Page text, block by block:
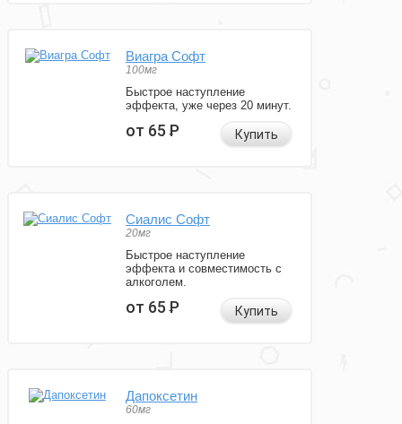
Виагра Софт
100мг
Быстрое наступление
эффекта, уже через 20 минут.
от 65Р Купить
Сиалис Софт
20мг
Быстрое наступление
эффекта и совместимость с
алкоголем.
от 65Р Купить
Дапоксетин
60мг